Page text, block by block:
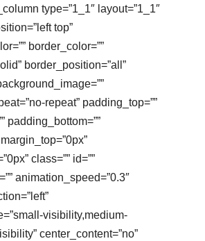
type=”1_1″ layout=”1_1″
top”
border_color=””
border_position=”all”
repeat” padding_top=””
padding_bottom=””
class=”” id=””
animation_speed=”0.3″
visibility,medium-
center_content=”no”